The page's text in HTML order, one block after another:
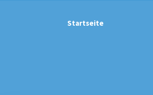
Startseite